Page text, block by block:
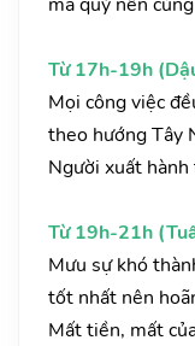
Từ 17h-19h
Mọi công việc
theo hướng Tây
Người xuất
Từ 19h-21h
Mưu sự khó
tốt nhất nên
Mất tiền, mất